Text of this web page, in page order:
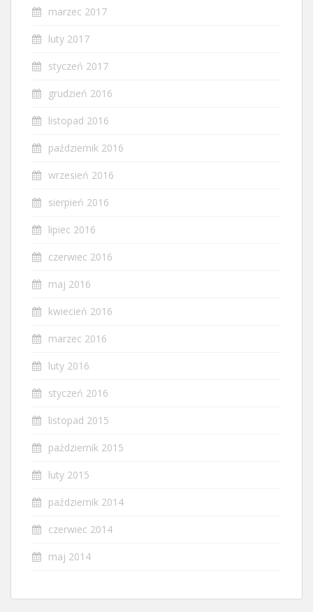
marzec 2017
luty 2017
styczeń 2017
grudzień 2016
listopad 2016
październik 2016
wrzesień 2016
sierpień 2016
lipiec 2016
czerwiec 2016
maj 2016
kwiecień 2016
marzec 2016
luty 2016
styczeń 2016
listopad 2015
październik 2015
luty 2015
październik 2014
czerwiec 2014
maj 2014